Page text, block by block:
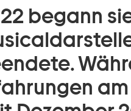
begann